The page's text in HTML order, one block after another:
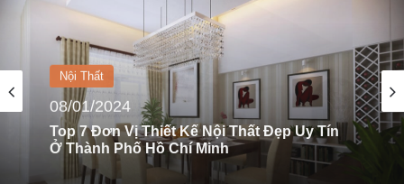
Nội Thất
08/03/2024
9 Lưu Ý Khi Thiết Kế, Trang Trí Nhà Bằng
Nội Thất Nhập Khẩu